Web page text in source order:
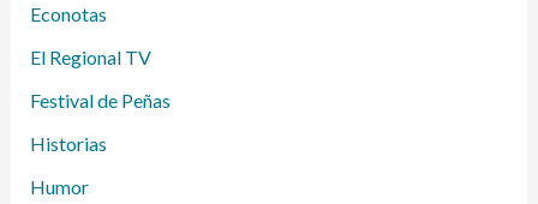
Econotas
El Regional TV
Festival de Peñas
Historias
Humor